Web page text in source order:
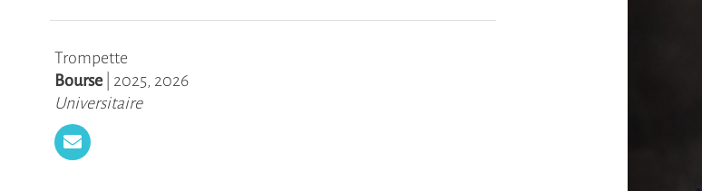
Trompette
Bourse
2025, 2026
Universitaire